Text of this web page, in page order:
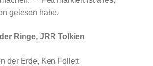
gelesen habe.
Ringe, JRR Tolkien
der Erde, Ken Follett